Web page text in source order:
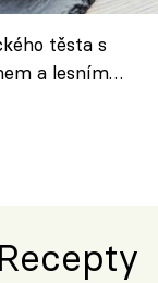
těsta s
a lesním
Society
Recepty